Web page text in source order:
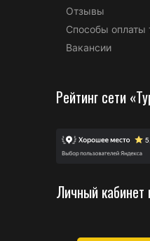
Отзывы
Способы оплаты
Вакансии
Рейтинг сети
Личный кабинет